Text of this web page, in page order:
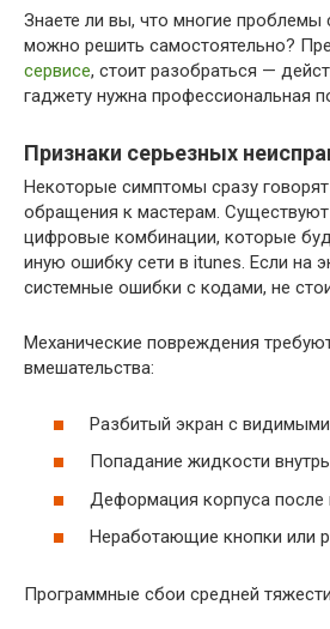
Знаете ли вы, что многие проблемы
можно решить самостоятельно?
сервисе, стоит разобраться —
гаджету нужна профессиональная
Признаки серьезных
Некоторые симптомы сразу
обращения к мастерам.
цифровые комбинации, которые
иную ошибку сети в itunes. Если на
системные ошибки с кодами, не
Механические повреждения
вмешательства:
Разбитый экран с
Попадание жидкости
Деформация корпуса после
Неработающие кнопки или
Программные сбои средней